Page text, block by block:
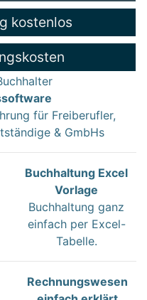
kostenlos
für Freiberufler,
& GmbHs
Buchhaltung Excel
Vorlage
Buchhaltung ganz
einfach per Excel-
Tabelle.
Rechnungswesen